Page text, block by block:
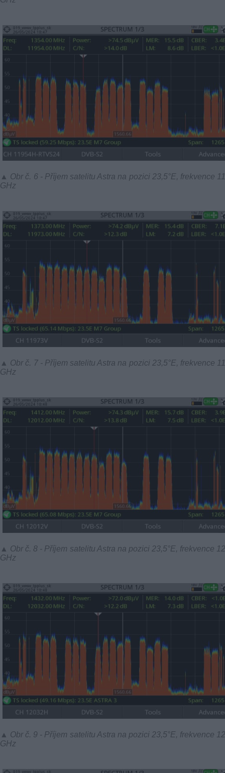
▲ Obr č. 6 - Příjem satelitu Astra na pozici 23,5°E, frekvence
GHz
▲ Obr č. 7 - Příjem satelitu Astra na pozici 23,5°E, frekvence
GHz
▲ Obr č. 8 - Příjem satelitu Astra na pozici 23,5°E, frekvence
GHz
▲ Obr č. 9 - Příjem satelitu Astra na pozici 23,5°E, frekvence
GHz